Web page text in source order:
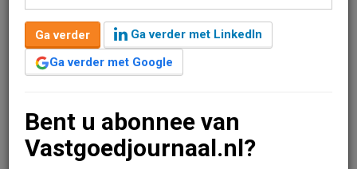
Redactie
29 januari 2021 om 09:57
2 minuten leestijd
Gebieds- en vastgoedontwikkelaar VanWonen breidt
medewerkers. Deze maand stapten vier nieuwe
collega's aan boord.
Ga verder
Ga verder met LinkedIn
Ga verder met Google
Bent u abonnee van
Vastgoedjournaal.nl?